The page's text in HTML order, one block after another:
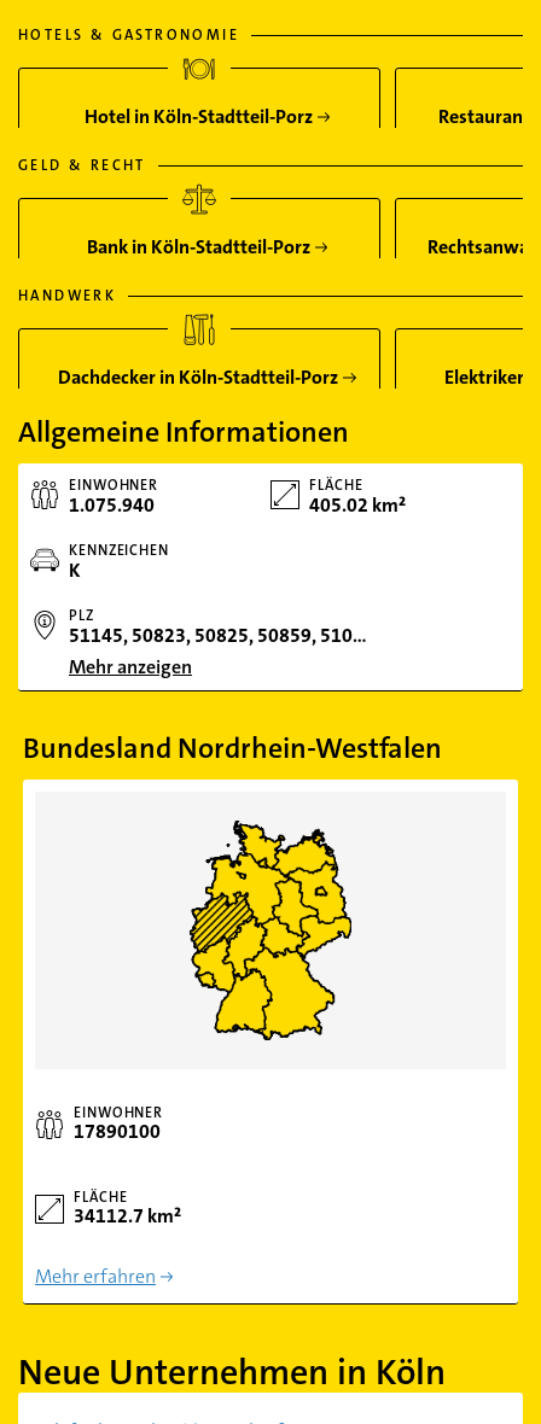
HOTELS & GASTRONOMIE
Hotel in Köln-Stadtteil-Porz Restaurant
GELD & RECHT
Bank in Köln-Stadtteil-Porz
HANDWERK
Dachdecker in Köln-Stadtteil-Porz Elektriker
Allgemeine Informationen
EINWOHNER
1.075.940
FLÄCHE
405.02 km²
KENNZEICHEN
K
PLZ
51145, 50823, 50825, 50859, 51063, 51149, 50679, 50968, 50827, 51109, 51103, 50996, 51061, 50670, 51147, 51069, 50999, 50737, 50769, 51143, 50931, 50667, 50858, 50997, 51065, 51107, 50939, 50733, 50933, 50677, 51105, 50765, 50735, 50969, 50937, 50739, 50935, 51067, 50678, 50668, 50767, 50674, 508
Mehr anzeigen
Bundesland Nordrhein-Westfalen
EINWOHNER
17890100
FLÄCHE
34112.7 km²
Mehr erfahren
Neue Unternehmen in Köln